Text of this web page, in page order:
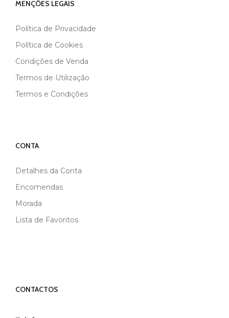
MENÇÕES LEGAIS
Política de Privacidade
Política de Cookies
Condições de Venda
Termos de Utilização
Termos e Condições
CONTA
Detalhes da Conta
Encomendas
Morada
Lista de Favoritos
CONTACTOS